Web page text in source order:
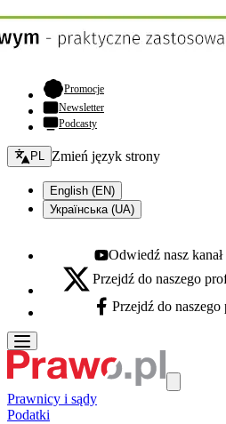
Promocje- otwiera się w nowej karcie
Newsletter
Podcasty
Zmień język - bieżący:
PL Zmień język strony
English (EN)
Українська (UA)
Youtube - otwiera się w nowej
Odwiedź nasz
X - otwiera się w nowej karcie
Przejdź do naszego
Facebook - otwiera się w
Przejdź do
Prawnicy i sądy
Podatki